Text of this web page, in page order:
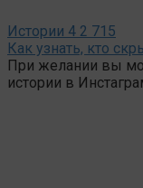
Истории 4 2 715
Как узнать, кто
При желании вы
истории в